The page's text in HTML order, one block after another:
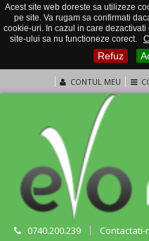
Acest site web doreste sa utilizeze
pe site. Va rugam sa confirmati
cookie-uri. In cazul in care
site-ului sa nu functioneze corect.
Refuz
CONTUL MEU
0740.200.239 Contactati-